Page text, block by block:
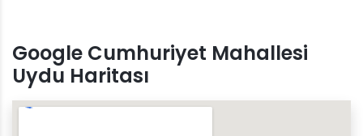
Google Cumhuriyet Mahallesi
Uydu Haritası